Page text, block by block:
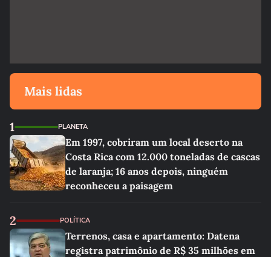
Mais lidas
1 PLANETA
Em 1997, cobriram um local deserto na
Costa Rica com 12.000 toneladas de cascas
de laranja; 16 anos depois, ninguém
reconheceu a paisagem
2 POLÍTICA
Terrenos, casa e apartamento: Datena
registra patrimônio de R$ 35 milhões em